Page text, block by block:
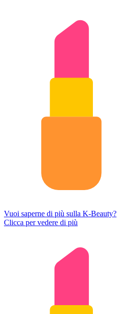
Vuoi saperne di più sulla K-Beauty?
Clicca per vedere di più